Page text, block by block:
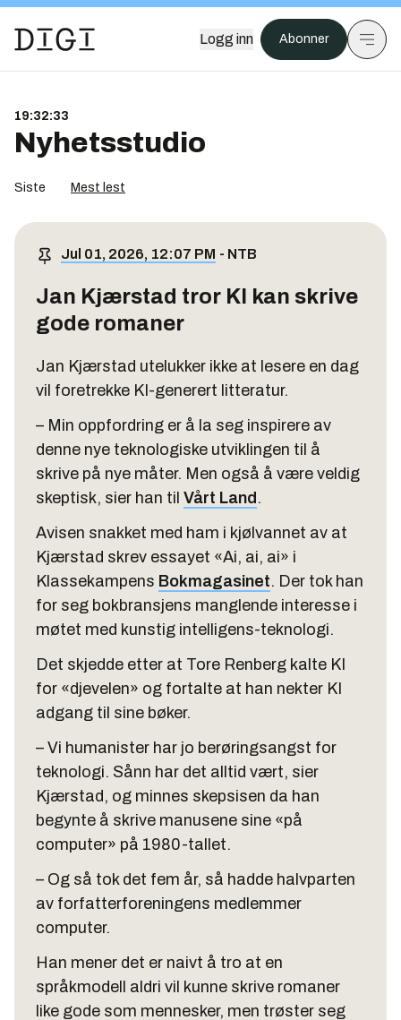
Logg inn Abonner
19:32:34
Nyhetsstudio
Siste Mest lest
Jul 01, 2026, 12:07 PM - NTB
Jan Kjærstad tror KI kan skrive
gode romaner
Jan Kjærstad utelukker ikke at lesere en dag
vil foretrekke KI-generert litteratur.
– Min oppfordring er å la seg inspirere av
denne nye teknologiske utviklingen til å
skrive på nye måter. Men også å være veldig
skeptisk, sier han til Vårt Land .
Avisen snakket med ham i kjølvannet av at
Kjærstad skrev essayet «Ai, ai, ai» i
Klassekampens Bokmagasinet. Der tok han
for seg bokbransjens manglende interesse i
møtet med kunstig intelligens-teknologi.
Det skjedde etter at Tore Renberg kalte KI
for «djevelen» og fortalte at han nekter KI
adgang til sine bøker.
– Vi humanister har jo berøringsangst for
teknologi. Sånn har det alltid vært, sier
Kjærstad, og minnes skepsisen da han
begynte å skrive manusene sine «på
computer» på 1980-tallet.
– Og så tok det fem år, så hadde halvparten
av forfatterforeningens medlemmer
computer.
Han mener det er naivt å tro at en
språkmodell aldri vil kunne skrive romaner
like gode som mennesker, men trøster seg